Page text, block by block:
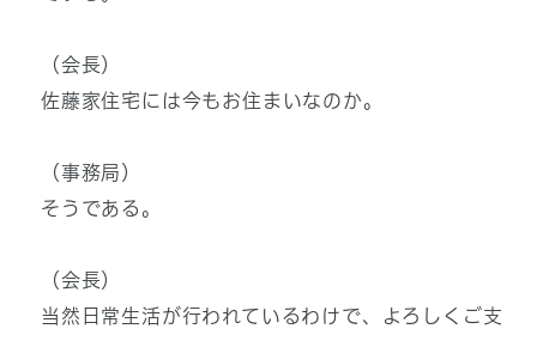
（会長）
佐藤家住宅には今もお住まいなのか。
（事務局）
そうである。
（会長）
当然日常生活が行われているわけで、よろしくご支